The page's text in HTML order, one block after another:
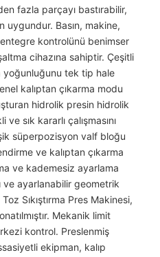
fazla parçayı bastırabilir,
uygundur. Basın, makine,
entegre kontrolünü benimser
cihazına sahiptir. Çeşitli
yoğunluğunu tek tip hale
kalıptan çıkarma modu
hidrolik presin hidrolik
sık kararlı çalışmasını
süperpozisyon valf bloğu
ve kalıptan çıkarma
ve kademesiz ayarlama
ve ayarlanabilir geometrik
Sıkıştırma Pres Makinesi,
Mekanik limit
kontrol. Preslenmiş
ekipman, kalıp